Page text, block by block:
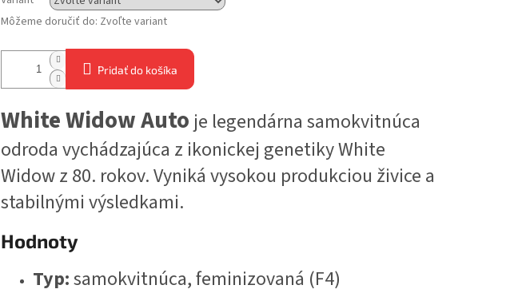
Môžeme doručiť do: Zvoľte variant
Pridať do košíka
White Widow Auto je legendárna samokvitnúca
odroda vychádzajúca z ikonickej genetiky White
Widow z 80. rokov. Vyniká vysokou produkciou živice a
stabilnými výsledkami.
Hodnoty
Typ:samokvitnúca, feminizovaná (F4)